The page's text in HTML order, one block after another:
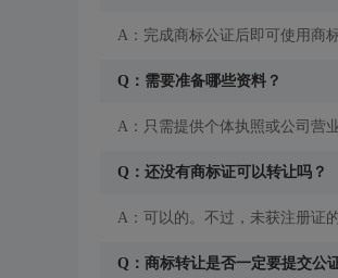
A：完成商标公证后即可使用商
Q：需要准备哪些资料？
A：只需提供个体执照或公司营
Q：还没有商标证可以转让吗？
A：可以的。不过，未获注册证
Q：商标转让是否一定要提交公